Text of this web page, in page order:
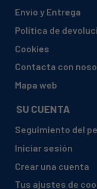
Envío y Entrega
Política de
Cookies
Contacta con
Mapa web
SU CUENTA
Seguimiento del
Iniciar sesión
Crear una cuenta
Tus ajustes de